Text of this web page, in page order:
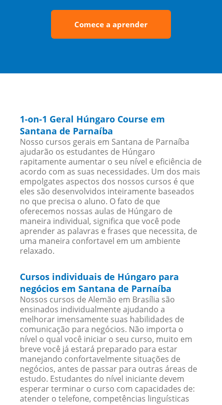
Comece a aprender
1-on-1 Geral Húngaro Course em
Santana de Parnaíba
Nosso cursos gerais em Santana de Parnaíba
ajudarão os estudantes de Húngaro
rapitamente aumentar o seu nível e eficiência de
acordo com as suas necessidades. Um dos mais
empolgates aspectos dos nossos cursos é que
eles são desenvolvidos inteiramente baseados
no que precisa o aluno. O fato de que
oferecemos nossas aulas de Húngaro de
maneira individual, significa que você pode
aprender as palavras e frases que necessita, de
uma maneira confortavel em um ambiente
relaxado.
Cursos individuais de Húngaro para
negócios em Santana de Parnaíba
Nossos cursos de Alemão em Brasília são
ensinados individualmente ajudando a
melhorar imensamente suas habilidades de
comunicação para negócios. Não importa o
nível o qual você iniciar o seu curso, muito em
breve você já estará preparado para estar
manejando confortavelmente situações de
negócios, antes de passar para outras áreas de
estudo. Estudantes do nível iniciante devem
esperar terminar o curso com capacidades de:
atender o telefone, competências linguísticas